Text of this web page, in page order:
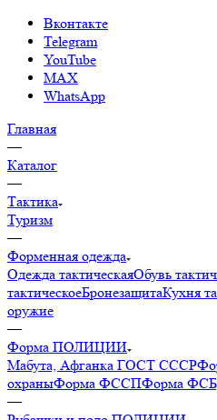
Вконтакте
Telegram
YouTube
MAX
WhatsApp
Главная
—
Каталог
—
Тактика
Туризм
—
Форменная одежда
Одежда тактическаяОбувь
тактическоеБронезащитаКухня
оружие
—
Форма ПОЛИЦИИ
Мабута, Афганка ГОСТ СССР
охраныФорма ФССПФорма
—